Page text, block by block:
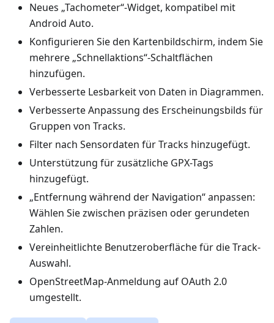
Neues „Tachometer“-Widget, kompatibel mit
Android Auto.
Konfigurieren Sie den Kartenbildschirm, indem Sie
mehrere „Schnellaktions“-Schaltflächen
hinzufügen.
Verbesserte Lesbarkeit von Daten in Diagrammen.
Verbesserte Anpassung des Erscheinungsbilds für
Gruppen von Tracks.
Filter nach Sensordaten für Tracks hinzugefügt.
Unterstützung für zusätzliche GPX-Tags
hinzugefügt.
„Entfernung während der Navigation“ anpassen:
Wählen Sie zwischen präzisen oder gerundeten
Zahlen.
Vereinheitlichte Benutzeroberfläche für die Track-
Auswahl.
OpenStreetMap-Anmeldung auf OAuth 2.0
umgestellt.